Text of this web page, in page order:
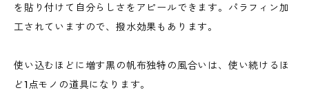
を貼り付けて自分らしさをアピールできます。パラフィン加
工されていますので、撥水効果もあります。
使い込むほどに増す黒の帆布独特の風合いは、使い続けるほ
ど1点モノの道具になります。